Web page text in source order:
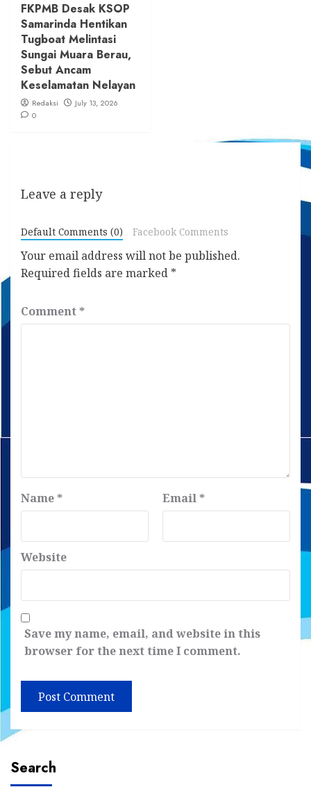
FKPMB Desak KSOP
Samarinda Hentikan
Tugboat Melintasi
Sungai Muara Berau,
Sebut Ancam
Keselamatan Nelayan
Redaksi
July 13, 2026
0
Leave a reply
Default Comments (0) Facebook Comments
Your email address will not be published.
Required fields are marked *
Comment *
Name * Email *
Website
Save my name, email, and website in this
browser for the next time I comment.
Search